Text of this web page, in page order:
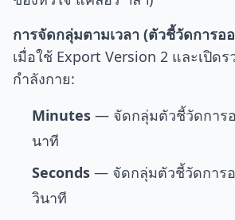
การจัดกลุ่มตามเวลา (ตัวชี้วัดการอ
เมื่อใช้ Export Version 2 และเปิด
กำลังกาย:
Minutes — จัดกลุ่มตัวชี้วัดการ
นาที
Seconds — จัดกลุ่มตัวชี้วัดการ
วินาที